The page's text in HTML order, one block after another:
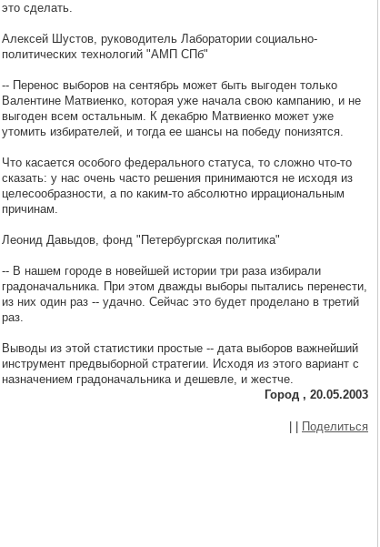
это сделать.
Алексей Шустов, руководитель Лаборатории социально-
политических технологий "АМП СПб"
-- Перенос выборов на сентябрь может быть выгоден только
Валентине Матвиенко, которая уже начала свою кампанию, и не
выгоден всем остальным. К декабрю Матвиенко может уже
утомить избирателей, и тогда ее шансы на победу понизятся.
Что касается особого федерального статуса, то сложно что-то
сказать: у нас очень часто решения принимаются не исходя из
целесообразности, а по каким-то абсолютно иррациональным
причинам.
Леонид Давыдов, фонд "Петербургская политика"
-- В нашем городе в новейшей истории три раза избирали
градоначальника. При этом дважды выборы пытались перенести,
из них один раз -- удачно. Сейчас это будет проделано в третий
раз.
Выводы из этой статистики простые -- дата выборов важнейший
инструмент предвыборной стратегии. Исходя из этого вариант с
назначением градоначальника и дешевле, и жестче.
Город , 20.05.2003
Поделиться